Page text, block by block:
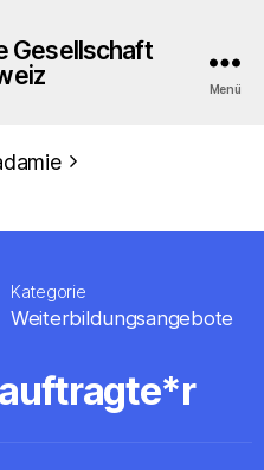
Gesellschaft
Menü
Kategorie
Weiterbildungsangebote